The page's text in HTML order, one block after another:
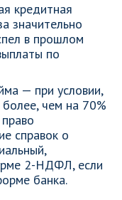
кредитная
значительно
в прошлом
по
— при условии,
более, чем на 70%
справок о
2-НДФЛ, если
банка.